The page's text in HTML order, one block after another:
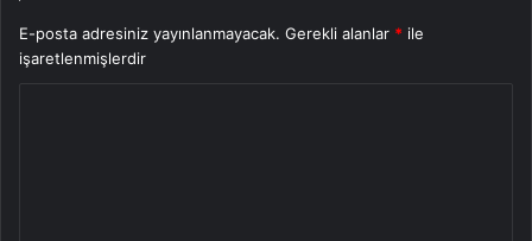
E-posta adresiniz yayınlanmayacak. Gerekli alanlar * ile
işaretlenmişlerdir